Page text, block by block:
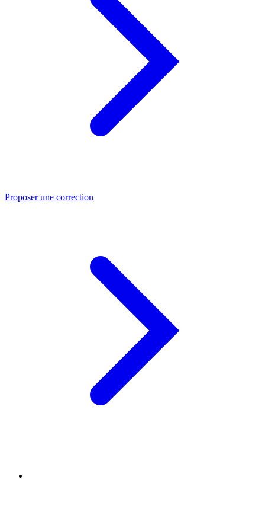
Proposer une correction